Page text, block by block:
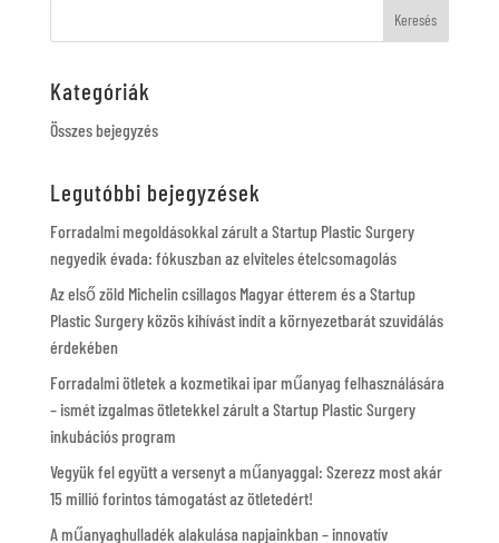
Kategóriák
Összes bejegyzés
Legutóbbi bejegyzések
Forradalmi megoldásokkal zárult a Startup Plastic Surgery
negyedik évada: fókuszban az elviteles ételcsomagolás
Az első zöld Michelin csillagos Magyar étterem és a Startup
Plastic Surgery közös kihívást indít a környezetbarát szuvidálás
érdekében
Forradalmi ötletek a kozmetikai ipar műanyag felhasználására
– ismét izgalmas ötletekkel zárult a Startup Plastic Surgery
inkubációs program
Vegyük fel együtt a versenyt a műanyaggal: Szerezz most akár
15 millió forintos támogatást az ötletedért!
A műanyaghulladék alakulása napjainkban – innovatív